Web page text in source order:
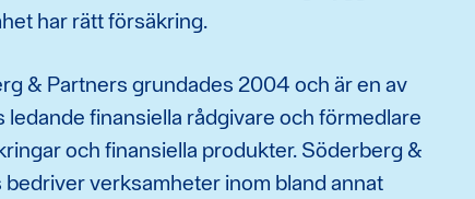
har rätt försäkring.
& Partners grundades 2004 och är en av
ledande finansiella rådgivare och förmedlare
och finansiella produkter. Söderberg &
bedriver verksamheter inom bland annat